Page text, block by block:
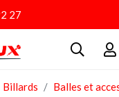
27
Billards
Balles et